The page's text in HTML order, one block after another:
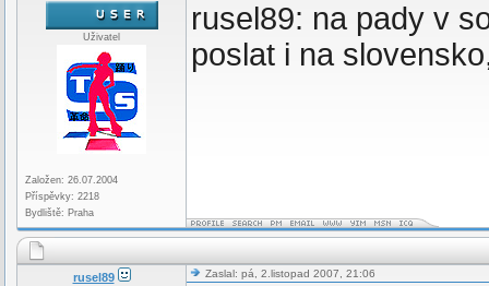
Uživatel
Založen: 26.07.2004
Příspěvky: 2218
Bydliště: Praha
rusel89: na pady v
poslat i na
rusel89 Zaslal: pá, 2.listopad 2007, 21:06